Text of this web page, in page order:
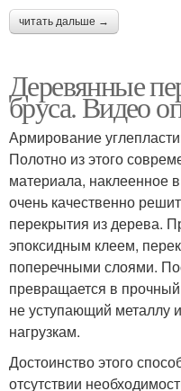
читать дальше →
Деревянные
бруса. Видео
Армирование
Полотно из этого
материала, наклеенное
очень качественно
перекрытия из дерева.
эпоксидным клеем,
поперечными слоями.
превращается в прочный
не уступающий металлу
нагрузкам.
Достоинство этого
отсутствии